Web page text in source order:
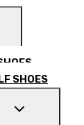
SHOES
EXPAND